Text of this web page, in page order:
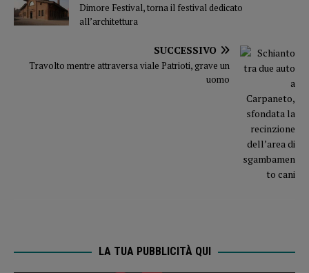
Dimore Festival, torna il festival dedicato
all’architettura
SUCCESSIVO
Travolto mentre attraversa viale Patrioti, grave un
uomo
LA TUA PUBBLICITÀ QUI